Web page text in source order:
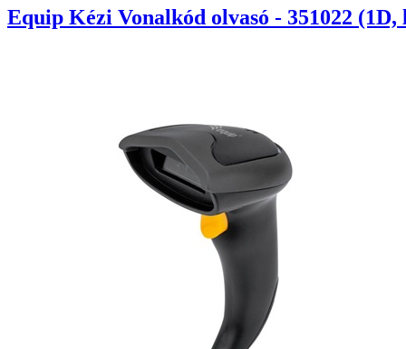
Equip Kézi Vonalkód olvasó - 351022